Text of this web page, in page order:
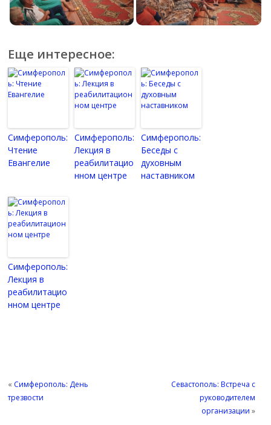
Еще интересное:
Симферополь:
Чтение
Евангелие
Симферополь:
Лекция в
реабилитацио
нном центре
Симферополь:
Беседы с
духовным
наставником
Симферополь:
Лекция в
реабилитацио
нном центре
« Симферополь: День
трезвости
Севастополь: Встреча с
руководителем
организации »